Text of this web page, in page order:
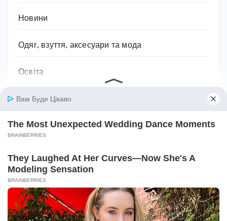
Новини
Одяг, взуття, аксесуари та мода
Освіта
Паразити
Підприємництво та бізнес
Побутова техніка
Подарунки
Подорожі